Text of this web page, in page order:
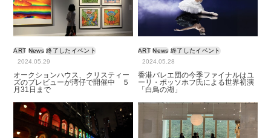
ART News 終了したイベント
2024.05.29
オークションハウス、クリスティー
ズのプレビューが湾仔で開催中 ５
月31日まで
ART News 終了したイベント
2024.05.28
香港バレエ団の今季ファイナルはユ
ーリ・ポッソホフ氏による世界初演
「白鳥の湖」